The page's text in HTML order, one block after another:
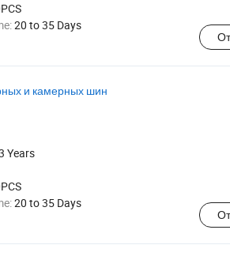
20 to 35 Days
и камерных шин
Years
20 to 35 Days